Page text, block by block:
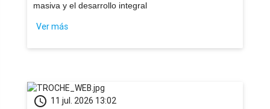
masiva y el desarrollo integral
Ver más
schedule 11 jul. 2026 13:02